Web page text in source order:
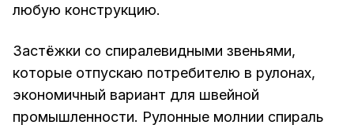
любую конструкцию.
Застёжки со спиралевидными звеньями,
которые отпускаю потребителю в рулонах,
экономичный вариант для швейной
промышленности. Рулонные молнии спираль